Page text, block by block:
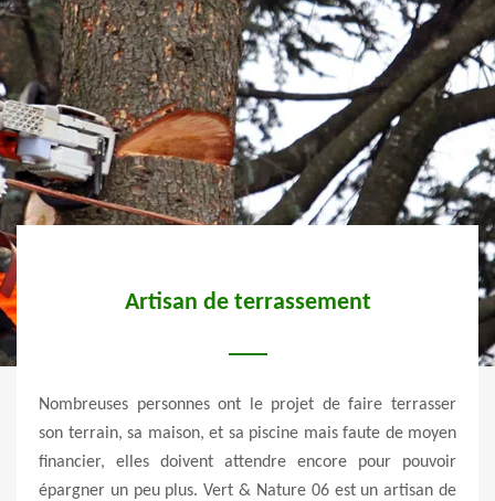
Artisan de terrassement
Nombreuses personnes ont le projet de faire terrasser
son terrain, sa maison, et sa piscine mais faute de moyen
financier, elles doivent attendre encore pour pouvoir
épargner un peu plus. Vert & Nature 06 est un artisan de